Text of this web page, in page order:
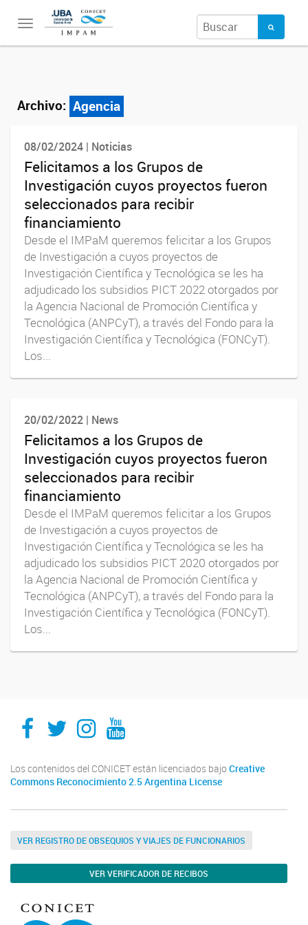
Toggle
navigation
Archivo: Agencia
08/02/2024 | Noticias
Felicitamos a los Grupos de
Investigación cuyos proyectos fueron
seleccionados para recibir
financiamiento
Desde el IMPaM queremos felicitar a los Grupos
de Investigación a cuyos proyectos de
Investigación Científica y Tecnológica se les ha
adjudicado los subsidios PICT 2022 otorgados por
la Agencia Nacional de Promoción Científica y
Tecnológica (ANPCyT), a través del Fondo para la
Investigación Científica y Tecnológica (FONCyT).
Los...
20/02/2022 | News
Felicitamos a los Grupos de
Investigación cuyos proyectos fueron
seleccionados para recibir
financiamiento
Desde el IMPaM queremos felicitar a los Grupos
de Investigación a cuyos proyectos de
Investigación Científica y Tecnológica se les ha
adjudicado los subsidios PICT 2020 otorgados por
la Agencia Nacional de Promoción Científica y
Tecnológica (ANPCyT), a través del Fondo para la
Investigación Científica y Tecnológica (FONCyT).
Los...
IMPaM
IMPaM
IMPaMIMPaM
Los contenidos del CONICET están licenciados bajo Creative
Commons Reconocimiento 2.5 Argentina License
VER REGISTRO DE OBSEQUIOS Y VIAJES DE FUNCIONARIOS
VER VERIFICADOR DE RECIBOS